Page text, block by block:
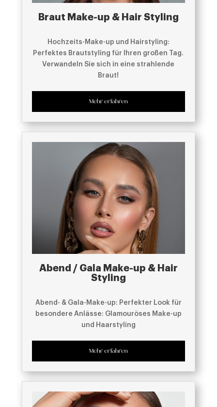
Braut Make-up & Hair Styling
Hochzeits-Make-up und Hairstyling:
Perfektes Brautstyling für Ihren großen Tag.
Verwandeln Sie sich in eine strahlende
Braut!
Mehr erfahren
Abend / Gala Make-up & Hair
Styling
Abend- & Gala-Make-up: Perfekter Look für
besondere Anlässe: Glamouröses Make-up
und Haarstyling
Mehr erfahren